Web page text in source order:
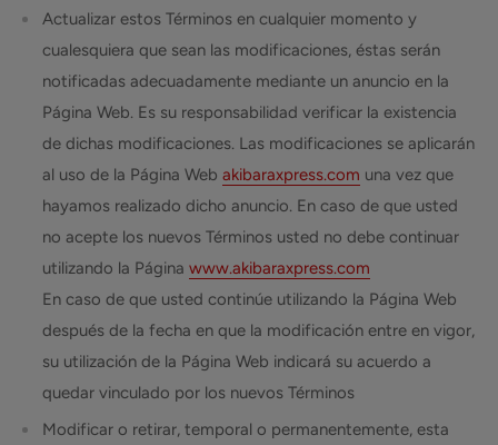
Actualizar estos Términos en cualquier momento y
cualesquiera que sean las modificaciones, éstas serán
notificadas adecuadamente mediante un anuncio en la
Página Web. Es su responsabilidad verificar la existencia
de dichas modificaciones. Las modificaciones se aplicarán
al uso de la Página Web akibaraxpress.com una vez que
hayamos realizado dicho anuncio. En caso de que usted
no acepte los nuevos Términos usted no debe continuar
utilizando la Página www.akibaraxpress.com
En caso de que usted continúe utilizando la Página Web
después de la fecha en que la modificación entre en vigor,
su utilización de la Página Web indicará su acuerdo a
quedar vinculado por los nuevos Términos
Modificar o retirar, temporal o permanentemente, esta